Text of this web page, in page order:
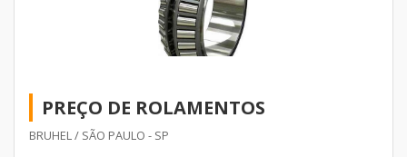
PREÇO DE ROLAMENTOS
BRUHEL / SÃO PAULO - SP